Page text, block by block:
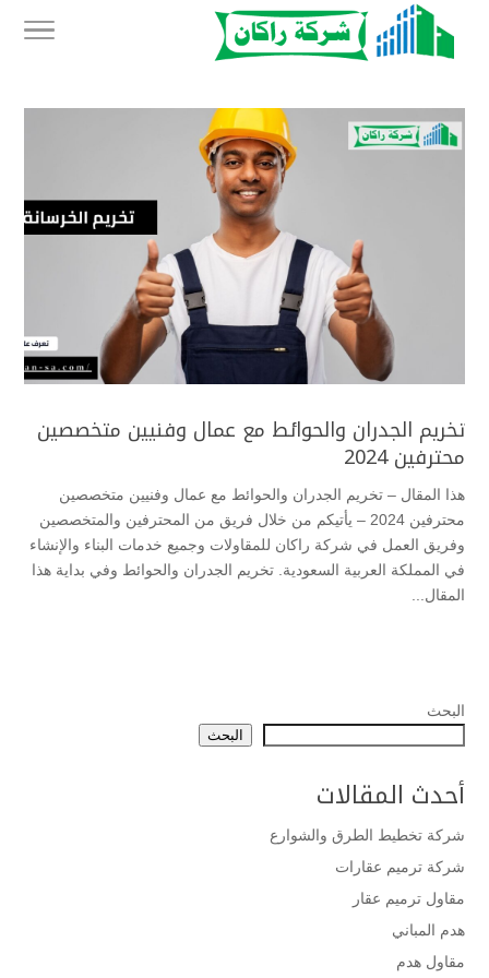
تخريم الجدران والحوائط مع عمال وفنيين متخصصين
محترفين 2024
هذا المقال – تخريم الجدران والحوائط مع عمال وفنيين متخصصين
محترفين 2024 – يأتيكم من خلال فريق من المحترفين والمتخصصين
وفريق العمل في شركة راكان للمقاولات وجميع خدمات البناء والإنشاء
في المملكة العربية السعودية. تخريم الجدران والحوائط وفي بداية هذا
المقال...
البحث
البحث
أحدث المقالات
شركة تخطيط الطرق والشوارع
شركة ترميم عقارات
مقاول ترميم عقار
هدم المباني
مقاول هدم